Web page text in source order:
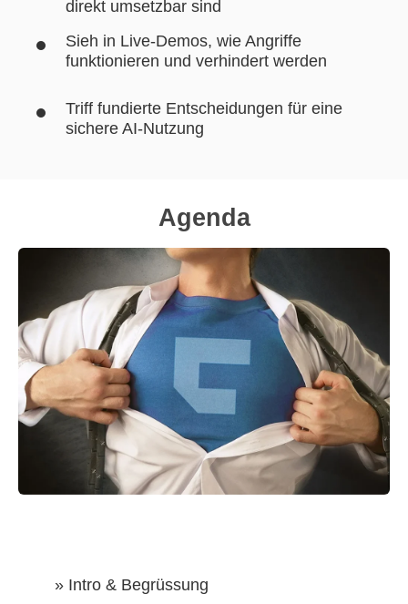
direkt umsetzbar sind
Sieh in Live-Demos, wie Angriffe
funktionieren und verhindert werden
Triff fundierte Entscheidungen für eine
sichere AI-Nutzung
Agenda
» Intro & Begrüssung